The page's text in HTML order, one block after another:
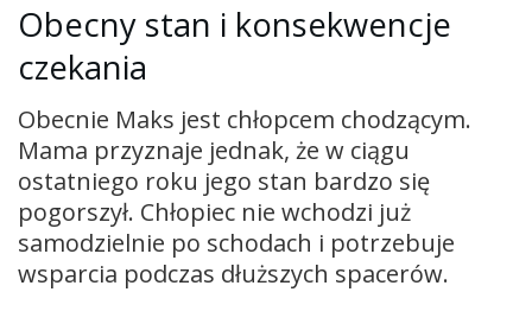
Obecny stan i konsekwencje
czekania
Obecnie Maks jest chłopcem chodzącym.
Mama przyznaje jednak, że w ciągu
ostatniego roku jego stan bardzo się
pogorszył. Chłopiec nie wchodzi już
samodzielnie po schodach i potrzebuje
wsparcia podczas dłuższych spacerów.